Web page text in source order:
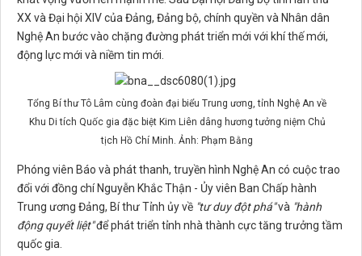
XX và Đại hội XIV của Đảng, Đảng bộ, chính quyền và Nhân dân
Nghệ An bước vào chặng đường phát triển mới với khí thế mới,
động lực mới và niềm tin mới.
Tổng Bí thư Tô Lâm cùng đoàn đại biểu Trung ương, tỉnh Nghệ An về
Khu Di tích Quốc gia đặc biệt Kim Liên dâng hương tưởng niệm Chủ
tịch Hồ Chí Minh. Ảnh: Phạm Bằng
Phóng viên Báo và phát thanh, truyền hình Nghệ An có cuộc trao
đổi với đồng chí Nguyễn Khắc Thận - Ủy viên Ban Chấp hành
Trung ương Đảng, Bí thư Tỉnh ủy về "tư duy đột phá"và "hành
động quyết liệt"để phát triển tỉnh nhà thành cực tăng trưởng tầm
quốc gia.